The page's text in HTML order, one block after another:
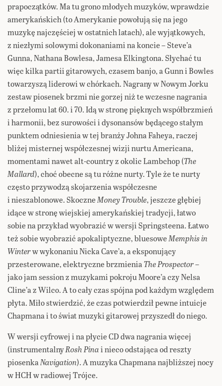
prapoczątków. Ma tu grono młodych muzyków, wprawdzie
amerykańskich (to Amerykanie powołują się na jego
muzykę najczęściej w ostatnich latach), ale wyjątkowych,
z niezłymi solowymi dokonaniami na koncie – Steve’a
Gunna, Nathana Bowlesa, Jamesa Elkingtona. Słychać tu
więc kilka partii gitarowych, czasem banjo, a Gunn i Bowles
towarzyszą liderowi w chórkach. Nagrany w Nowym Jorku
zestaw piosenek brzmi nie gorzej niż te wczesne nagrania
z przełomu lat 60. i 70. Idą w stronę pięknych współbrzmień
i harmonii, bez surowości i dysonansów będącego stałym
punktem odniesienia w tej branży Johna Faheya, raczej
bliżej misternej współczesnej wizji nurtu Americana,
momentami nawet alt-country z okolic Lambchop (The
Mallard), choć obecne są tu różne nurty. Tyle że te nurty
często przywodzą skojarzenia współczesne
i nieszablonowe. SkoczneMoney Trouble, jeszcze głębiej
idące w stronę wiejskiej amerykańskiej tradycji, łatwo
sobie na przykład wyobrazić w wersji Springsteena. Łatwo
też sobie wyobrazić apokaliptyczne, bluesoweMemphis in
Winterw wykonaniu Nicka Cave’a, a eksponujący
przesterowane, elektryczne brzmieniaThe Prospector–
jako jam session z muzykami pokroju Moore’a czy Nelsa
Cline’a z Wilco. A to cały czas spójna pod każdym względem
płyta. Miło stwierdzić, że czas potwierdził pewne intuicje
Chapmana i to świat muzyki gitarowej przyszedł do niego.
W wersji cyfrowej i na płycie CD dwa nagrania więcej
(instrumentalnyRosh Pinai nieco odstająca od reszty
piosenkaNavigation). A muzyka Chapmana najbliższej nocy
w HCH w radiowej Trójce.